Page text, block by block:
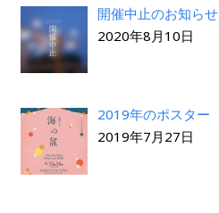
開催中止のお知らせ
2020年8月10日
2019年のポスター
2019年7月27日